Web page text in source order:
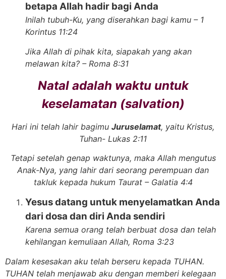
betapa Allah hadir bagi Anda
Inilah tubuh-Ku, yang diserahkan bagi kamu – 1
Korintus 11:24
Jika Allah di pihak kita, siapakah yang akan
melawan kita? – Roma 8:31
Natal adalah waktu untuk
keselamatan (salvation)
Hari ini telah lahir bagimu Juruselamat, yaitu Kristus,
Tuhan- Lukas 2:11
Tetapi setelah genap waktunya, maka Allah mengutus
Anak-Nya, yang lahir dari seorang perempuan dan
takluk kepada hukum Taurat – Galatia 4:4
Yesus datang untuk menyelamatkan Anda
dari dosa dan diri Anda sendiri
Karena semua orang telah berbuat dosa dan telah
kehilangan kemuliaan Allah, Roma 3:23
Dalam kesesakan aku telah berseru kepada TUHAN.
TUHAN telah menjawab aku dengan memberi kelegaan